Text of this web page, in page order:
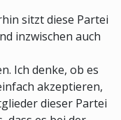
sitzt diese Partei
inzwischen auch
Ich denke, ob es
akzeptieren,
dieser Partei